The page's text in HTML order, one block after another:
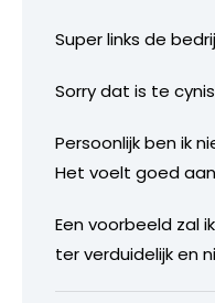
Super links de
Sorry dat is te
Persoonlijk ben ik
Het voelt goed
Een voorbeeld zal
ter verduidelijk en